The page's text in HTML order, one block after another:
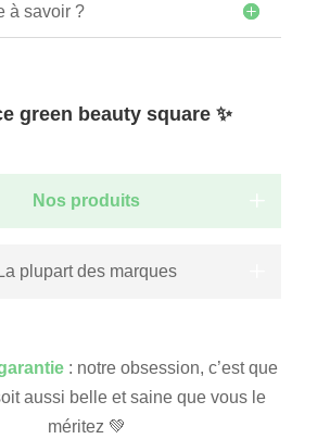
à savoir ?
green beauty square ✨
Nos produits
La plupart des marques
: notre obsession, c’est que
aussi belle et saine que vous le
méritez 💚